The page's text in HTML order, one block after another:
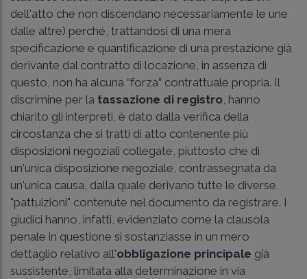
dell'atto che non discendano necessariamente le une
dalle altre) perché, trattandosi di una mera
specificazione e quantificazione di una prestazione già
derivante dal contratto di locazione, in assenza di
questo, non ha alcuna “forza” contrattuale propria. Il
discrimine per la tassazione di registro , hanno
chiarito gli interpreti, è dato dalla verifica della
circostanza che si tratti di atto contenente più
disposizioni negoziali collegate, piuttosto che di
un'unica disposizione negoziale, contrassegnata da
un'unica causa, dalla quale derivano tutte le diverse
"pattuizioni" contenute nel documento da registrare. I
giudici hanno, infatti, evidenziato come la clausola
penale in questione si sostanziasse in un mero
dettaglio relativo all'obbligazione principale già
sussistente, limitata alla determinazione in via